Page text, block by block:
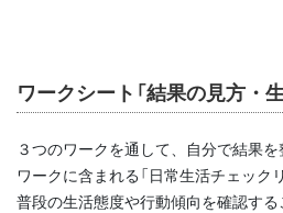
ワークシート「結果の見方・
３つのワークを通して、自分で結果を
ワークに含まれる「日常生活チェック
普段の生活態度や行動傾向を確認する